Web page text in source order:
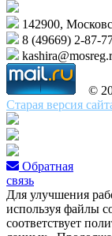
142900,
8 (49669) 2-87-
©
Старая версия
Обратная
связь
Для улучшения
используя файлы
соответствует